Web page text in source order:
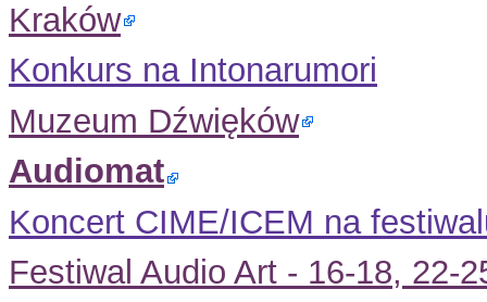
Kraków
Konkurs na Intonarumori
Muzeum Dźwięków
Audiomat
Koncert CIME/ICEM na
Festiwal Audio Art - 16-18, 22-